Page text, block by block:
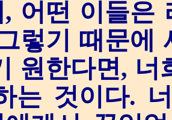
, 어떤 이들은
렇기 때문에
원한다면,
는 것이다.